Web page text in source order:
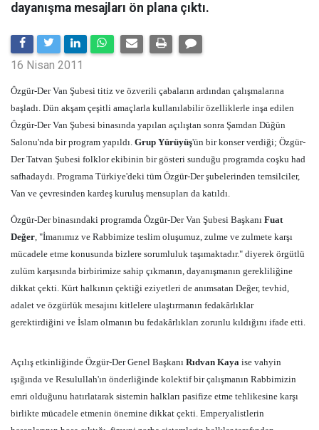
dayanışma mesajları ön plana çıktı.
16 Nisan 2011
Özgür-Der Van Şubesi titiz ve özverili çabaların ardından çalışmalarına
başladı. Dün akşam çeşitli amaçlarla kullanılabilir özelliklerle inşa edilen
Özgür-Der Van Şubesi binasında yapılan açılıştan sonra Şamdan Düğün
Salonu'nda bir program yapıldı. Grup Yürüyüş'ün bir konser verdiği; Özgür-
Der Tatvan Şubesi folklor ekibinin bir gösteri sunduğu programda coşku had
safhadaydı. Programa Türkiye'deki tüm Özgür-Der şubelerinden temsilciler,
Van ve çevresinden kardeş kuruluş mensupları da katıldı.
Özgür-Der binasındaki programda Özgür-Der Van Şubesi Başkanı Fuat
Değer, "İmanımız ve Rabbimize teslim oluşumuz, zulme ve zulmete karşı
mücadele etme konusunda bizlere sorumluluk taşımaktadır." diyerek örgütlü
zulüm karşısında birbirimize sahip çıkmanın, dayanışmanın gerekliliğine
dikkat çekti. Kürt halkının çektiği eziyetleri de anımsatan Değer, tevhid,
adalet ve özgürlük mesajını kitlelere ulaştırmanın fedakârlıklar
gerektirdiğini ve İslam olmanın bu fedakârlıkları zorunlu kıldığını ifade etti.
Açılış etkinliğinde Özgür-Der Genel Başkanı Rıdvan Kaya ise vahyin
ışığında ve Resulullah'ın önderliğinde kolektif bir çalışmanın Rabbimizin
emri olduğunu hatırlatarak sistemin halkları pasifize etme tehlikesine karşı
birlikte mücadele etmenin önemine dikkat çekti. Emperyalistlerin